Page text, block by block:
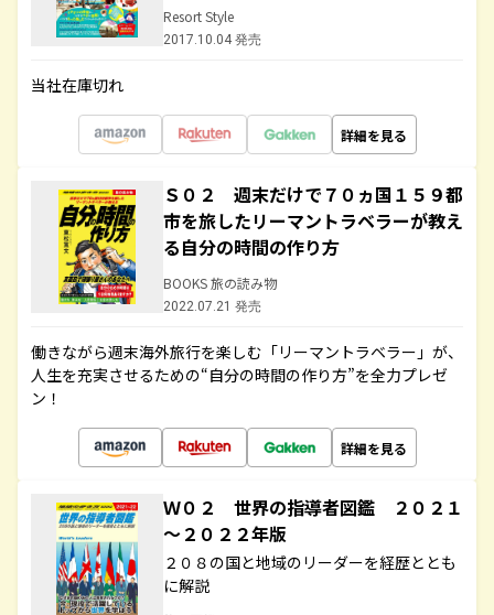
Resort Style
2017.10.04 発売
当社在庫切れ
詳細を見る
Ｓ０２ 週末だけで７０ヵ国１５９都
市を旅したリーマントラベラーが教え
る自分の時間の作り方
BOOKS 旅の読み物
2022.07.21 発売
働きながら週末海外旅行を楽しむ「リーマントラベラー」が、
人生を充実させるための“自分の時間の作り方”を全力プレゼ
ン！
詳細を見る
Ｗ０２ 世界の指導者図鑑 ２０２１
～２０２２年版
２０８の国と地域のリーダーを経歴ととも
に解説